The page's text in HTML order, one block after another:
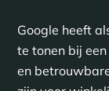
Google heeft
te tonen bij
en